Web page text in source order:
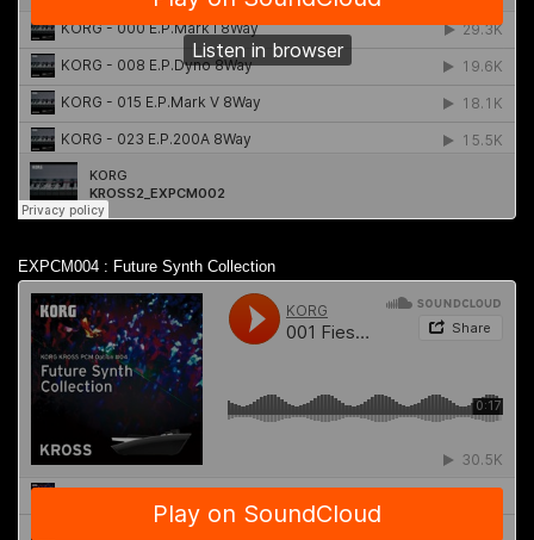
EXPCM004 : Future Synth Collection